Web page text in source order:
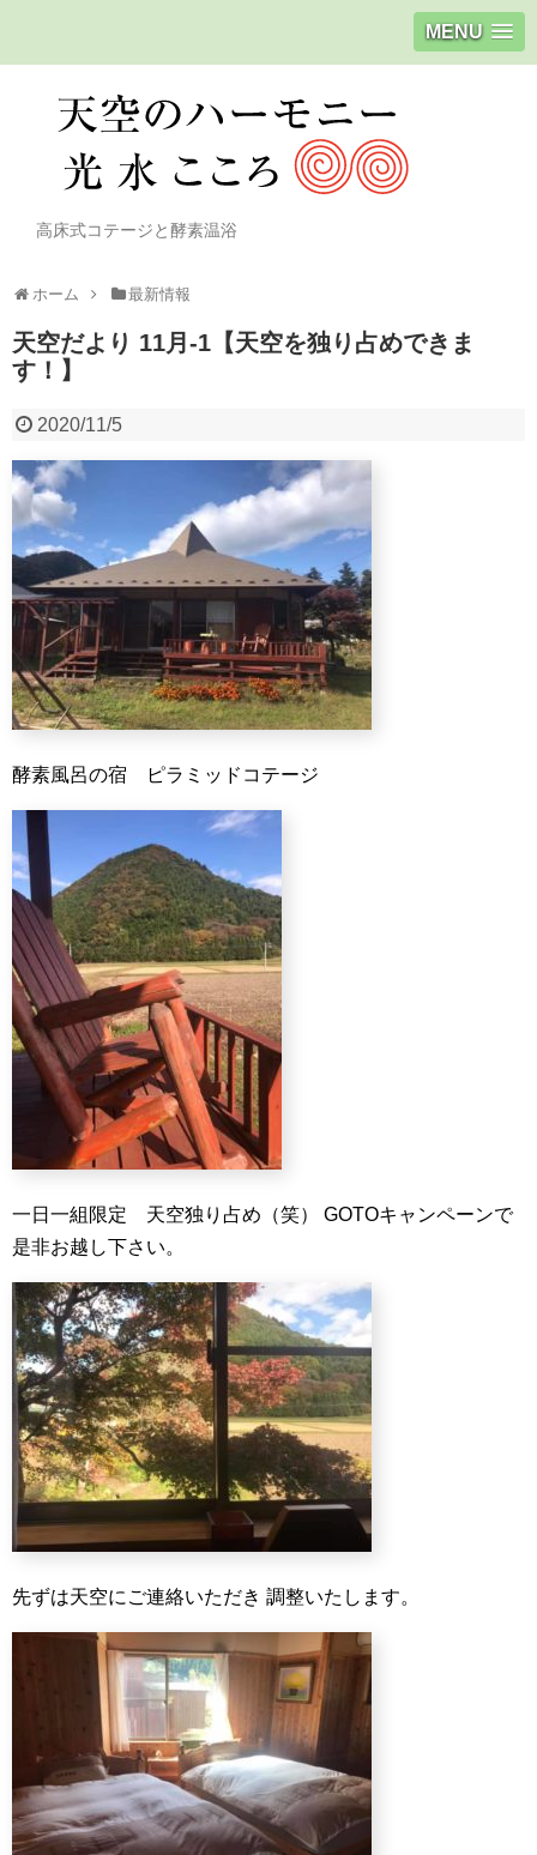
MENU
高床式コテージと酵素温浴
ホーム 最新情報
天空だより 11月-1【天空を独り占めできま
す！】
2020/11/5
酵素風呂の宿 ピラミッドコテージ
一日一組限定 天空独り占め（笑）
GOTOキャンペーンで
是非お越し下さい。
先ずは天空にご連絡いただき 調整いたします。